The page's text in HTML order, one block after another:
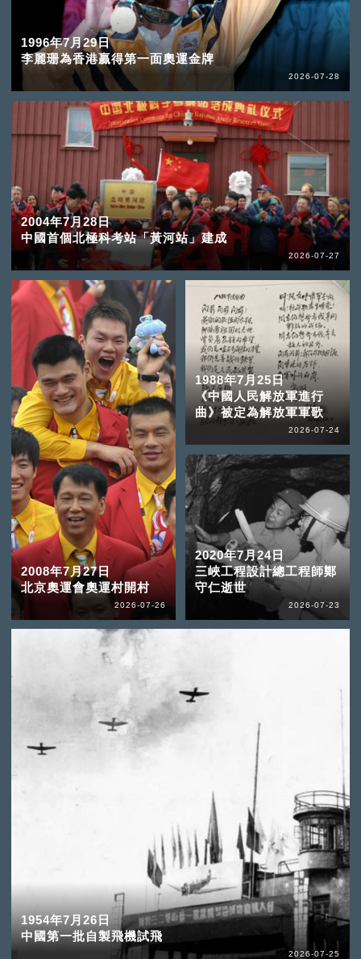
1996年7月29日
李麗珊為香港贏得第一面奧運金牌
2026-07-28
2004年7月28日
中國首個北極科考站「黃河站」建成
2026-07-27
2008年7月27日
北京奧運會奧運村開村
2026-07-26
1954年7月26日
中國第一批自製飛機試飛
2026-07-25
1988年7月25日
《中國人民解放軍進行
曲》被定為解放軍軍歌
2026-07-24
2020年7月24日
三峽工程設計總工程師鄭
守仁逝世
2026-07-23